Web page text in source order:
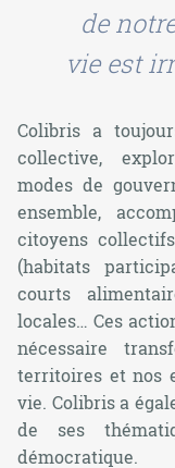
de
vie est
Colibris a
collective,
modes de
ensemble,
citoyens
(habitats
courts
locales… Ces
nécessaire
territoires et nos
vie. Colibris a
de ses